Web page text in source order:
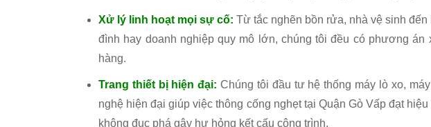
Xử lý linh hoạt mọi sự cố: Từ tắc nghẽn bồn rửa, nhà vệ sinh
đình hay doanh nghiệp quy mô lớn, chúng tôi đều có phương
hàng.
Trang thiết bị hiện đại: Chúng tôi đầu tư hệ thống máy lò xo,
nghệ hiện đại giúp việc thông cống nghẹt tại Quận Gò Vấp đạt
không đục phá gây hư hỏng kết cấu công trình.